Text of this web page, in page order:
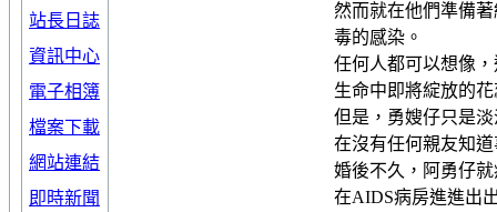
站長日誌
資訊中心
電子相簿
檔案下載
網站連結
即時新聞
然而就在他們準備
毒的感染。
任何人都可以想像
生命中即將綻放的
但是，勇嫂仔只是
在沒有任何親友知
婚後不久，阿勇仔
在AIDS病房進進出